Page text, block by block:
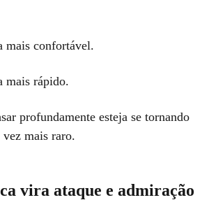
mais confortável.
mais rápido.
profundamente esteja se tornando
mais raro.
vira ataque e admiração